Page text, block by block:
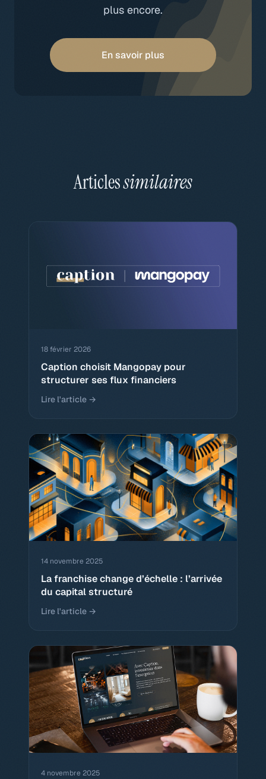
plus encore.
En savoir plus
Articlessimilaires
18 février 2026
Caption choisit Mangopay pour
structurer ses flux financiers
Lire l'article →
14 novembre 2025
La franchise change d’échelle : l’arrivée
du capital structuré
Lire l'article →
4 novembre 2025